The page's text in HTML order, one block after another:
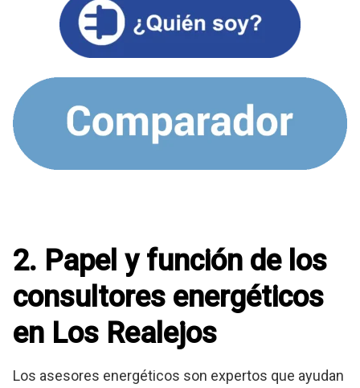
2. Papel y función de los
consultores energéticos
en Los Realejos
Los asesores energéticos son expertos que ayudan